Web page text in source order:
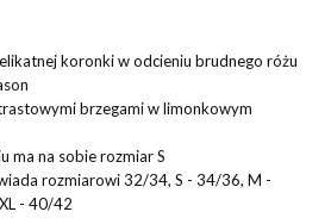
koronki w odcieniu brudnego różu
brzegami w limonkowym
ma na sobie rozmiar S
rozmiarowi 32/34, S - 34/36, M -
- 40/42